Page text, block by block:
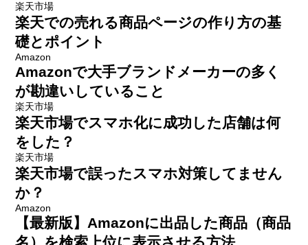
楽天市場
楽天での売れる商品ページの作り方の基
礎とポイント
Amazon
Amazonで大手ブランドメーカーの多く
が勘違いしていること
楽天市場
楽天市場でスマホ化に成功した店舗は何
をした？
楽天市場
楽天市場で誤ったスマホ対策してません
か？
Amazon
【最新版】Amazonに出品した商品（商品